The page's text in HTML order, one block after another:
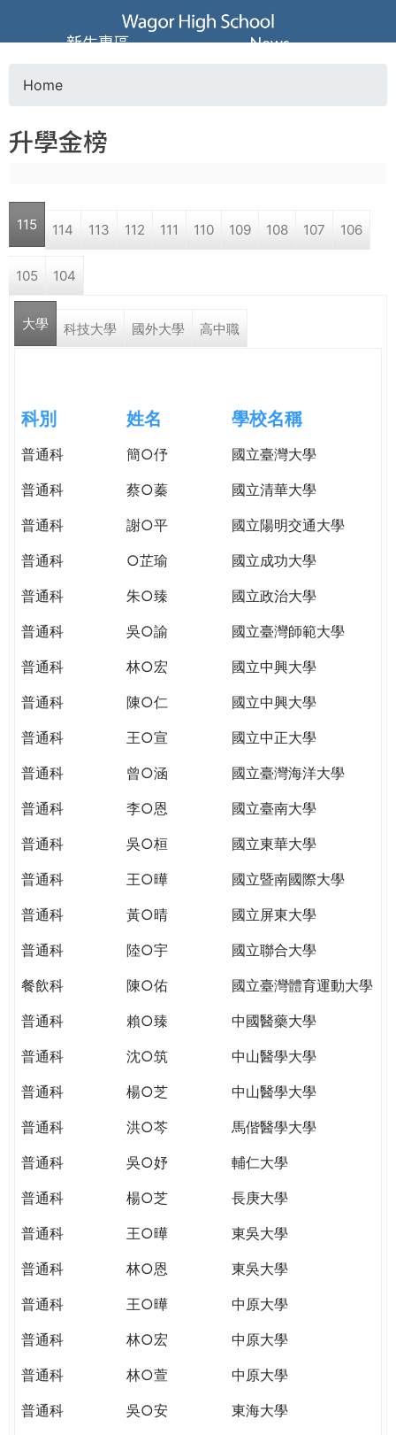
Jump to navigation
葳
格
高
中
學
格。
民。
TODAY
WORLD
TOMORROW
YOU
THE
PATH
GLOBAL
o
u
a
r
e
e
r
e
Home
升學金榜
115 114 113 112 111 110 109 108 107 106
105 104
大學 科技大學 國外大學 高中職
科別 姓名 學校名稱
普通科 簡○伃
國立臺灣大學
普通科
蔡○蓁
國立清華大學
普通科
謝○平
國立陽明交通大學
普通科
○芷瑜
國立成功大學
普通科
朱○臻
國立政治大學
普通科
吳○諭
國立臺灣師範大學
普通科
林○宏
國立中興大學
普通科
陳○仁
國立中興大學
普通科
王○宣
國立中正大學
普通科
曾○涵
國立臺灣海洋大學
普通科
李○恩
國立臺南大學
普通科
吳○桓
國立東華大學
普通科
王○曄
國立暨南國際大學
普通科
黃○晴
國立屏東大學
普通科
陸○宇
國立聯合大學
餐飲科
陳○佑
國立臺灣體育運動大學
普通科
賴○臻
中國醫藥大學
普通科
沈○筑
中山醫學大學
普通科
楊○芝
中山醫學大學
普通科
洪○芩
馬偕醫學大學
普通科
吳○妤
輔仁大學
普通科
楊○芝
長庚大學
普通科
王○曄
東吳大學
普通科
林○恩
東吳大學
普通科
王○曄
中原大學
普通科
林○宏
中原大學
普通科
林○萱
中原大學
普通科
吳○安
東海大學
新生專區 News